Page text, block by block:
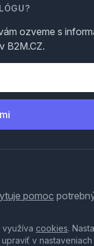
ozveme s
B2M.CZ.
pomoc
využíva cookies.
v nastaveniach